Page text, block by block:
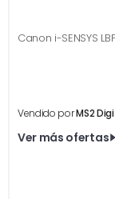
Canon i-SENSYS
Vendido porMS2
Ver más ofertas